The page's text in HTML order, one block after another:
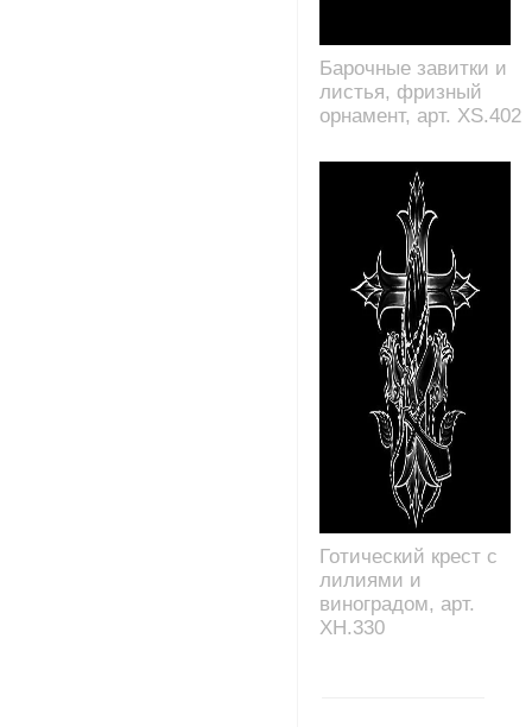
Барочные завитки и
листья, фризный
орнамент, арт. XS.402
Готический крест с
лилиями и
виноградом, арт.
XH.330